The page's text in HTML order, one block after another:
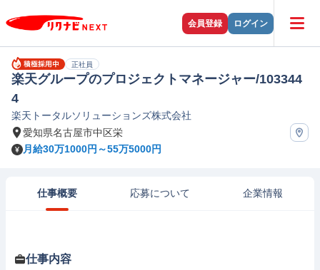
会員登録 ログイン
正社員
楽天グループのプロジェクトマネージャー/103344
4
楽天トータルソリューションズ株式会社
愛知県名古屋市中区栄
月給30万1000円～55万5000円
仕事概要 応募について 企業情報
仕事内容